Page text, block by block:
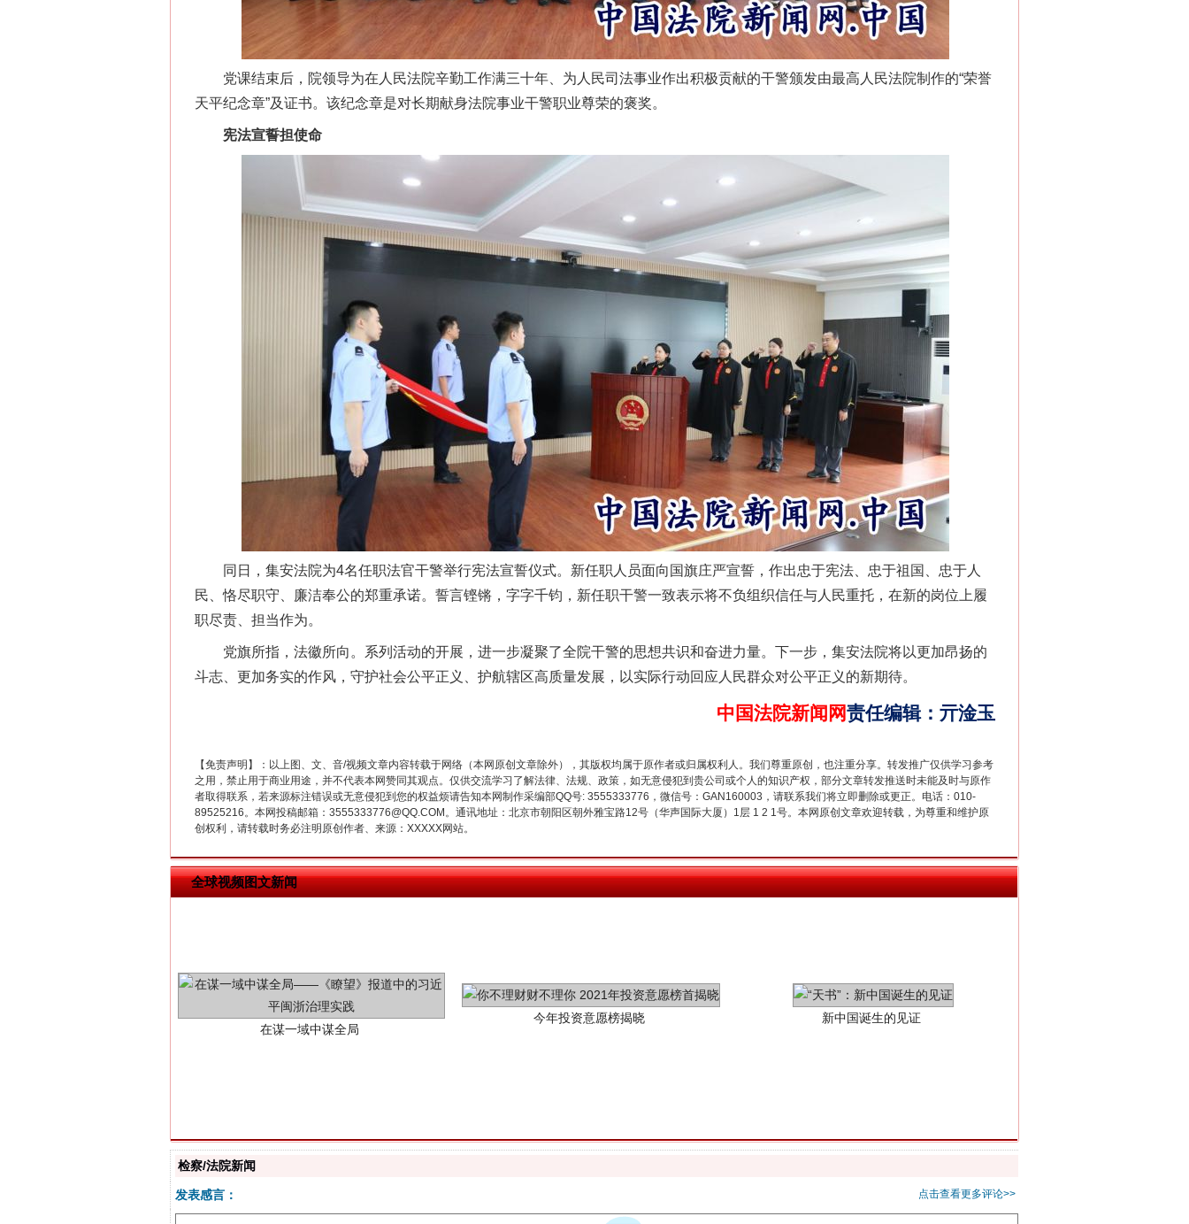
党课结束后，院领导为在人民法院辛勤工作满三十年、为人民司法事业作出积极贡献的干警颁发由最高人民法院制作的“荣誉
天平纪念章”及证书。该纪念章是对长期献身法院事业干警职业尊荣的褒奖。
宪法宣誓担使命
同日，集安法院为4名任职法官干警举行宪法宣誓仪式。新任职人员面向国旗庄严宣誓，作出忠于宪法、忠于祖国、忠于人
民、恪尽职守、廉洁奉公的郑重承诺。誓言铿锵，字字千钧，新任职干警一致表示将不负组织信任与人民重托，在新的岗位上履
职尽责、担当作为。
党旗所指，法徽所向。系列活动的开展，进一步凝聚了全院干警的思想共识和奋进力量。下一步，集安法院将以更加昂扬的
斗志、更加务实的作风，守护社会公平正义、护航辖区高质量发展，以实际行动回应人民群众对公平正义的新期待。
中国法院新闻网责任编辑： 亓淦玉
【免责声明】：以上图、文、音/视频文章内容转载于网络（本网原创文章除外），其版权均属于原作者或归属权利人。我们尊重原创，也注重分享。转发推广仅供学习参考
之用，禁止用于商业用途，并不代表本网赞同其观点。仅供交流学习了解法律、法规、政策，如无意侵犯到贵公司或个人的知识产权，部分文章转发推送时未能及时与原作
者取得联系，若来源标注错误或无意侵犯到您的权益烦请告知本网制作采编部QQ号: 3555333776，微信号：GAN160003，请联系我们将立即删除或更正。电话：010-
89525216。本网投稿邮箱：3555333776@QQ.COM。通讯地址：北京市朝阳区朝外雅宝路12号（华声国际大厦）1层 1 2 1号。本网原创文章欢迎转载，为尊重和维护原
创权利，请转载时务必注明原创作者、来源：XXXXX网站。
全球视频图文新闻
网上购药对药下症？
茶叶“炒上天”
“神药”背后的真相
这是一记警钟！ 谢谢有你温暖了四季 法官巧妙执行解纠纷
在谋一域中谋全局
今年投资意愿榜揭晓 新中国诞生的见证
魏明亮严重违纪违法案透视
千亩耕地变“别墅”
检察/法院新闻
点击查看更多评论>>
发表感言：